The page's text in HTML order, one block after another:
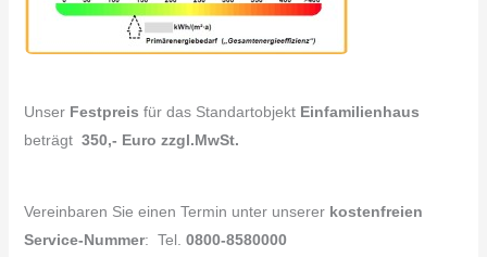
Unser Festpreis für das Standartobjekt Einfamilienhaus
beträgt350,- Euro zzgl.MwSt.
Vereinbaren Sie einen Termin unter unserer kostenfreien
Service-Nummer: Tel. 0800-8580000